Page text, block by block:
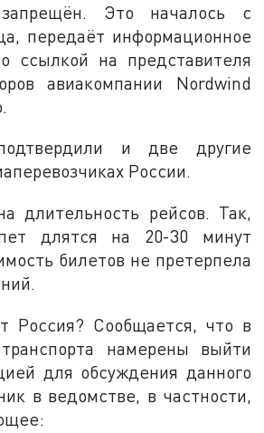
запрещён. Это началось с
передаёт информационное
ссылкой на представителя
авиакомпании Nordwind
и две другие
России.
длительность рейсов. Так,
длятся на 20-30 минут
билетов не претерпела
Россия? Сообщается, что в
намерены выйти
для обсуждения данного
в ведомстве, в частности,